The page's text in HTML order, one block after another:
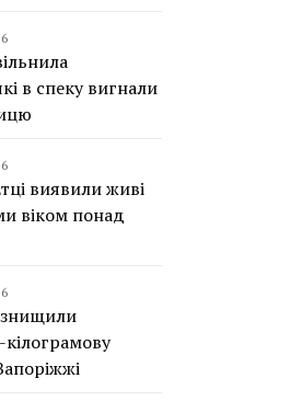
в спеку вигнали
виявили живі
віком понад
кілограмову